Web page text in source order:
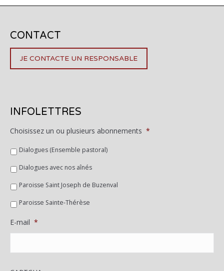
CONTACT
JE CONTACTE UN RESPONSABLE
INFOLETTRES
Choisissez un ou plusieurs abonnements *
Dialogues (Ensemble pastoral)
Dialogues avec nos aînés
Paroisse Saint Joseph de Buzenval
Paroisse Sainte-Thérèse
E-mail *